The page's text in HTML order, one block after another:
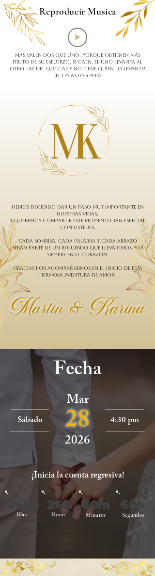
Reproducir Musica
Más valen dos que uno, porque obtienen más
fruto de su esfuerzo. Si caen, el uno levanta al
otro. ¡Ay del que cae y no tiene quien lo levante!
(Eclesiastés 4:9-10)
Hemos decidido dar un paso muy importante en
nuestras vidas,
y queremos compartir este momento tan especial
con ustedes.
Cada sonrisa, cada palabra y cada abrazo
serán parte de un recuerdo que llevaremos por
siempre en el corazón.
Gracias por acompañarnos en el inicio de esta
hermosa aventura de amor.
Martin & Karina
Fecha
Sábado 28
Mar
2026
4:30 pm
¡Inicia la cuenta regresiva!
Días Horas Minutos Segundos
365d 24h 60m 60s